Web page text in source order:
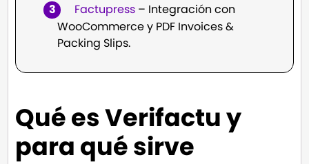
Factupress – Integración con
WooCommerce y PDF Invoices &
Packing Slips.
Qué es Verifactu y
para qué sirve